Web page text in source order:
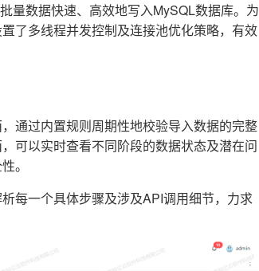
量数据快速、高效地写入MySQL数据库。为
了多线程并发控制及连接池优化策略，有效
通过内置规则周期性地校验导入数据的完整
可以实时查看不同阶段的数据状态及潜在问
。
每一个具体步骤及涉及API调用细节，力求